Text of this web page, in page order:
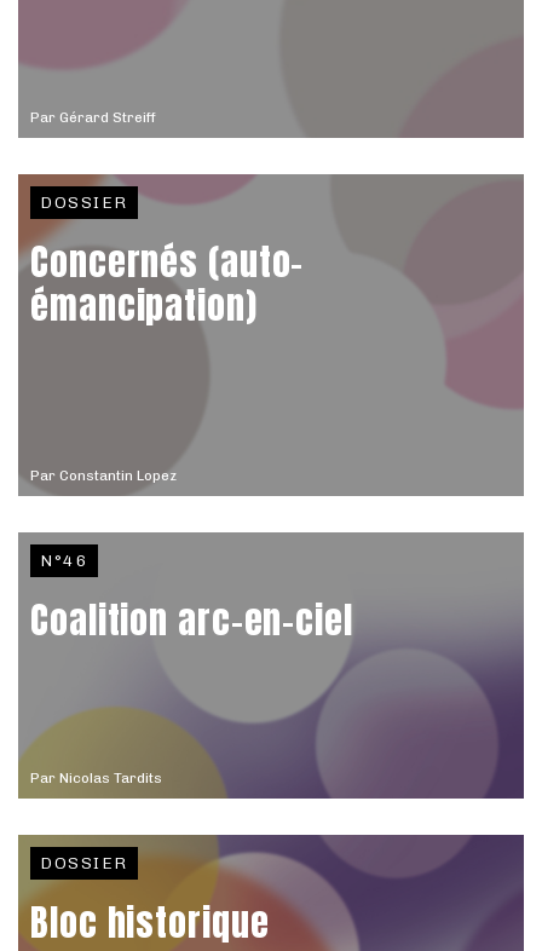
Par Gérard Streiff
Par Constantin Lopez
DOSSIER
Concernés (auto-
émancipation)
Par Nicolas Tardits
N°46
Coalition arc-en-ciel
DOSSIER
Bloc historique